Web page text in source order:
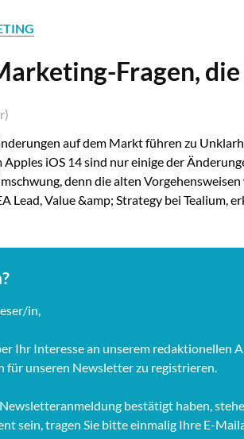
Fragen,
auf dem Markt führen zu
iOS 14 sind nur einige der
denn die alten
Lead, Value &amp; Strategy bei
in,
Ihr Interesse an unserem redaktionellen
für unseren Newsletter zu registrieren.
bestätigt haben,
sein, tragen Sie bitte einmalig Ihre E-